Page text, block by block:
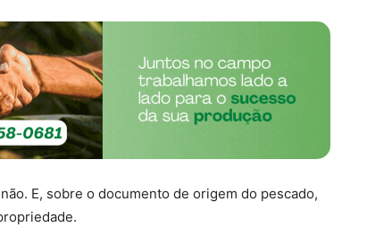
E, sobre o documento de origem do pescado,